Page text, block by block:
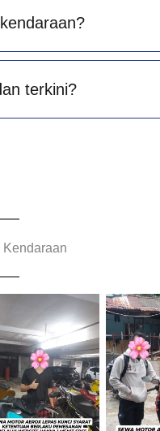
terkini?
Kendaraan
Cityplaza
Jatinegara
Parkir